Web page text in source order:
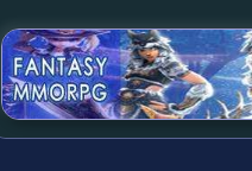
KAPITAN
125